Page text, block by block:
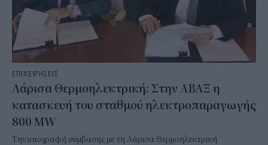
ΕΠΙΧΕΙΡΗΣΕΙΣ
Λάρισα Θερμοηλεκτρική: Στην ΑΒΑΞ η
κατασκευή του σταθμού ηλεκτροπαραγωγής
800 MW
Την υπογραφή σύμβασης με τη Λάρισα Θερμοηλεκτρική